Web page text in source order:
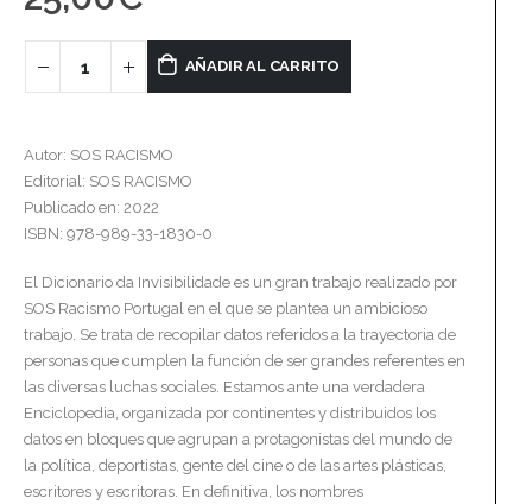
AÑADIR AL CARRITO
Autor: SOS RACISMO
Editorial: SOS RACISMO
Publicado en: 2022
ISBN: 978-989-33-1830-0
El Dicionario da Invisibilidade es un gran trabajo realizado por
SOS Racismo Portugal en el que se plantea un ambicioso
trabajo. Se trata de recopilar datos referidos a la trayectoria de
personas que cumplen la función de ser grandes referentes en
las diversas luchas sociales. Estamos ante una verdadera
Enciclopedia, organizada por continentes y distribuidos los
datos en bloques que agrupan a protagonistas del mundo de
la política, deportistas, gente del cine o de las artes plásticas,
escritores y escritoras. En definitiva, los nombres